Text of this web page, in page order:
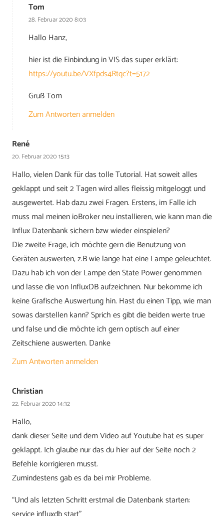
Tom
28. Februar 2020 8:03
Hallo Hanz,
hier ist die Einbindung in VIS das super erklärt:
https://youtu.be/VXfpds4Rtqc?t=5172
Gruß Tom
Zum Antworten anmelden
René
20. Februar 2020 15:13
Hallo, vielen Dank für das tolle Tutorial. Hat soweit alles
geklappt und seit 2 Tagen wird alles fleissig mitgeloggt und
ausgewertet. Hab dazu zwei Fragen. Erstens, im Falle ich
muss mal meinen ioBroker neu installieren, wie kann man die
Influx Datenbank sichern bzw wieder einspielen?
Die zweite Frage, ich möchte gern die Benutzung von
Geräten auswerten, z.B wie lange hat eine Lampe geleuchtet.
Dazu hab ich von der Lampe den State Power genommen
und lasse die von InfluxDB aufzeichnen. Nur bekomme ich
keine Grafische Auswertung hin. Hast du einen Tipp, wie man
sowas darstellen kann? Sprich es gibt die beiden werte true
und false und die möchte ich gern optisch auf einer
Zeitschiene auswerten. Danke
Zum Antworten anmelden
Christian
22. Februar 2020 14:32
Hallo,
dank dieser Seite und dem Video auf Youtube hat es super
geklappt. Ich glaube nur das du hier auf der Seite noch 2
Befehle korrigieren musst.
Zumindestens gab es da bei mir Probleme.
“Und als letzten Schritt erstmal die Datenbank starten: